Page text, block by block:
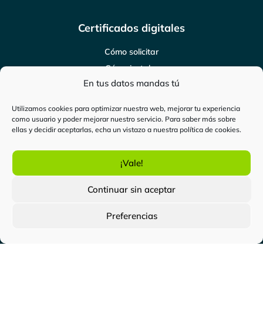
En tus datos mandas tú
Utilizamos cookies para optimizar nuestra web, mejorar tu experiencia
como usuario y poder mejorar nuestro servicio. Para saber más sobre
ellas y decidir aceptarlas, echa un vistazo a nuestra política de cookies.
¡Vale!
Continuar sin aceptar
Preferencias
Certificados digitales
Cómo solicitar
Cómo instalar
Para qué sirve
Qué es un certificado digital
Certificado digital de ciudadano
Te ayudamos
Contacto